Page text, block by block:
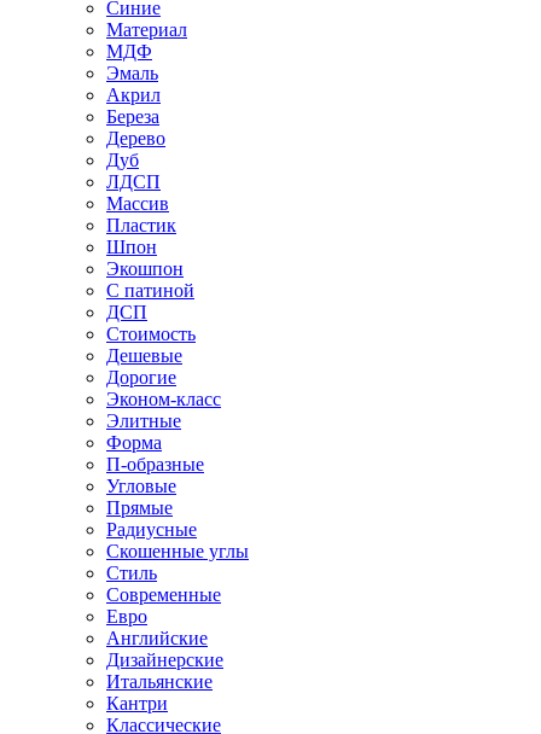
Синие
Материал
МДФ
Эмаль
Акрил
Береза
Дерево
Дуб
ЛДСП
Массив
Пластик
Шпон
Экошпон
С патиной
ДСП
Стоимость
Дешевые
Дорогие
Эконом-класс
Элитные
Форма
П-образные
Угловые
Прямые
Радиусные
Скошенные углы
Стиль
Современные
Евро
Английские
Дизайнерские
Итальянские
Кантри
Классические